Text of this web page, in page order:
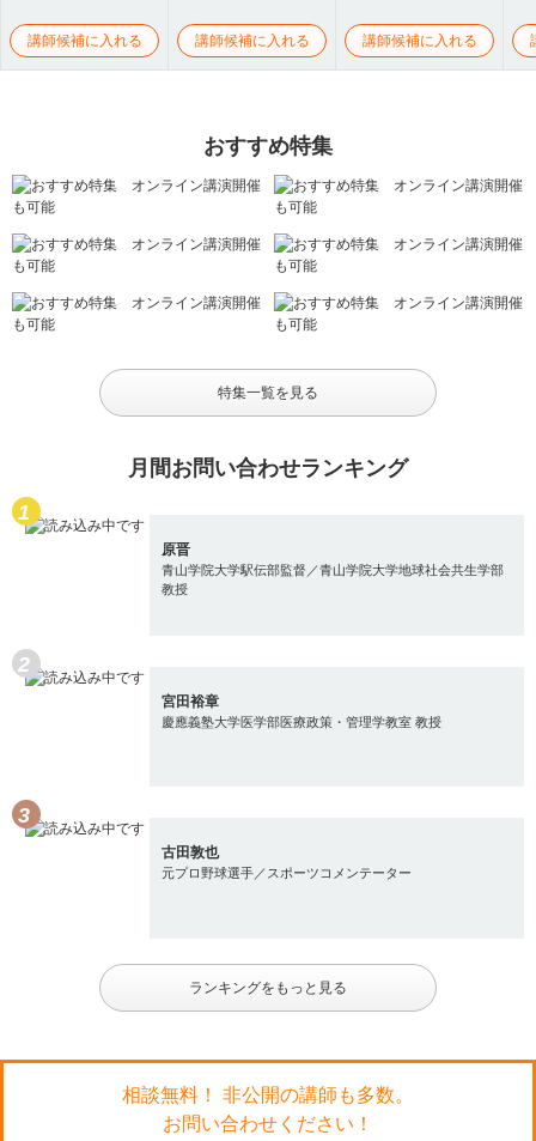
講師候補に入れる 講師候補に入れる 講師候補に入れる
おすすめ特集
特集一覧を見る
月間お問い合わせランキング
原晋
青山学院大学駅伝部監督／青山学院大学地球社会共生学部
教授
宮田裕章
慶應義塾大学医学部医療政策・管理学教室 教授
古田敦也
元プロ野球選手／スポーツコメンテーター
ランキングをもっと見る
相談無料！ 非公開の講師も多数。
お問い合わせください！